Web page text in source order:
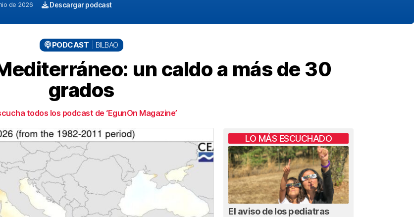
de 2026 Descargar podcast
PODCAST BILBAO
un caldo a más de 30
grados
todos los podcast de ‘EgunOn Magazine’
LO MÁS ESCUCHADO
El aviso de los pediatras